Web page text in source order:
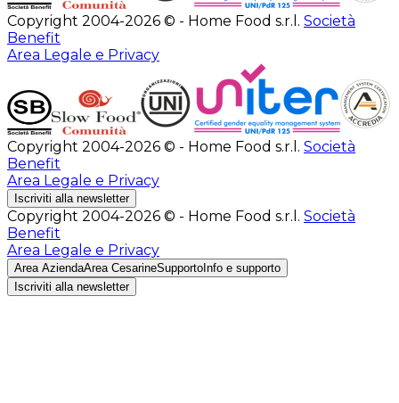
Copyright 2004-2026 © - Home Food s.r.l. Società
Benefit
Area Legale e Privacy
Copyright 2004-2026 © - Home Food s.r.l. Società
Benefit
Area Legale e Privacy
Iscriviti alla newsletter
Copyright 2004-2026 © - Home Food s.r.l. Società
Benefit
Area Legale e Privacy
Area AziendaArea CesarineSupporto Info e supporto
Iscriviti alla newsletter